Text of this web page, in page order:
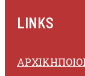
LINKS
ΑΡΧΙΚΗ